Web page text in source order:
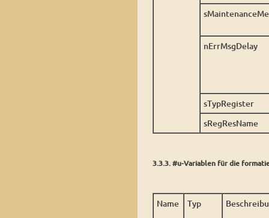
nErrMsgDelay
sTypRegister
sRegResName
3.3.3. #u-Variablen für die
Name Typ